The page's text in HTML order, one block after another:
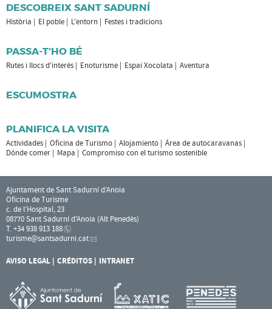
DESCOBREIX SANT SADURNÍ
Història El poble L'entorn Festes i tradicions
PASSA-T'HO BÉ
Rutes i llocs d'interès Enoturisme Espai Xocolata Aventura
ESCUMOSTRA
PLANIFICA LA VISITA
Actividades Oficina de Turismo Alojamiento
Área de autocaravanas
Dónde comer
Mapa Compromiso con el turismo sostenible
Ajuntament de Sant Sadurní d'Anoia
Oficina de Turisme
c. de l'Hospital, 23
08770 Sant Sadurní d'Anoia (Alt Penedès)
T. +34 938 913 188
turisme@santsadurni.cat
AVISO LEGAL CRÉDITOS INTRANET